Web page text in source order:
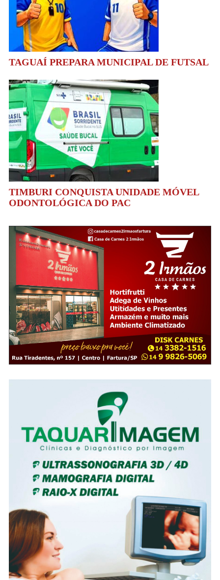
TAGUAÍ PREPARA MUNICIPAL DE FUTSAL
TIMBURI CONQUISTA UNIDADE MÓVEL
ODONTOLÓGICA DO PAC